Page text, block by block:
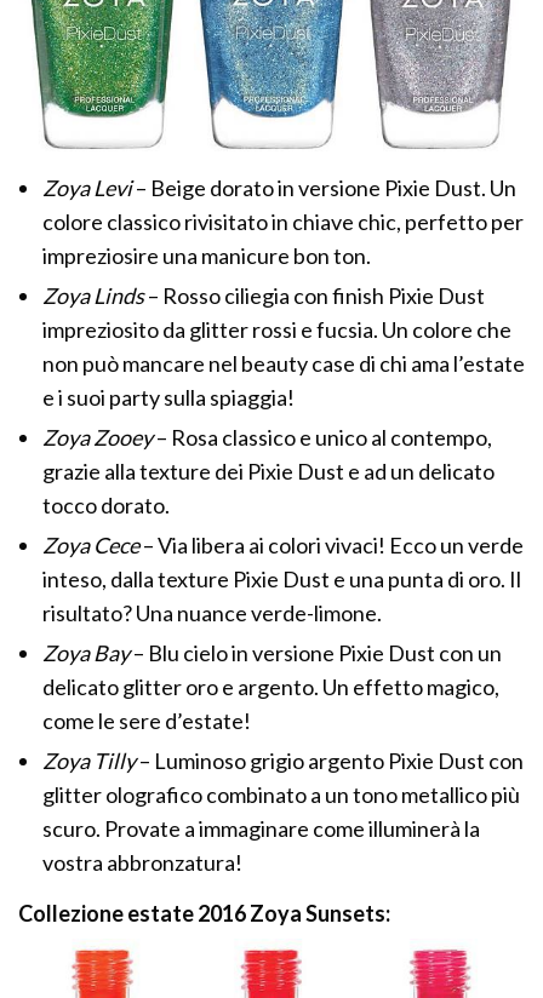
Zoya Levi– Beige dorato in versione Pixie Dust. Un
colore classico rivisitato in chiave chic, perfetto per
impreziosire una manicure bon ton.
Zoya Linds– Rosso ciliegia con finish Pixie Dust
impreziosito da glitter rossi e fucsia. Un colore che
non può mancare nel beauty case di chi ama l’estate
e i suoi party sulla spiaggia!
Zoya Zooey– Rosa classico e unico al contempo,
grazie alla texture dei Pixie Dust e ad un delicato
tocco dorato.
Zoya Cece– Via libera ai colori vivaci! Ecco un verde
inteso, dalla texture Pixie Dust e una punta di oro. Il
risultato? Una nuance verde-limone.
Zoya Bay– Blu cielo in versione Pixie Dust con un
delicato glitter oro e argento. Un effetto magico,
come le sere d’estate!
Zoya Tilly– Luminoso grigio argento Pixie Dust con
glitter olografico combinato a un tono metallico più
scuro. Provate a immaginare come illuminerà la
vostra abbronzatura!
Collezione estate 2016 Zoya Sunsets: